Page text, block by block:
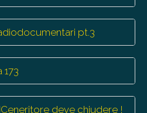
pt.3
deve chiudere !